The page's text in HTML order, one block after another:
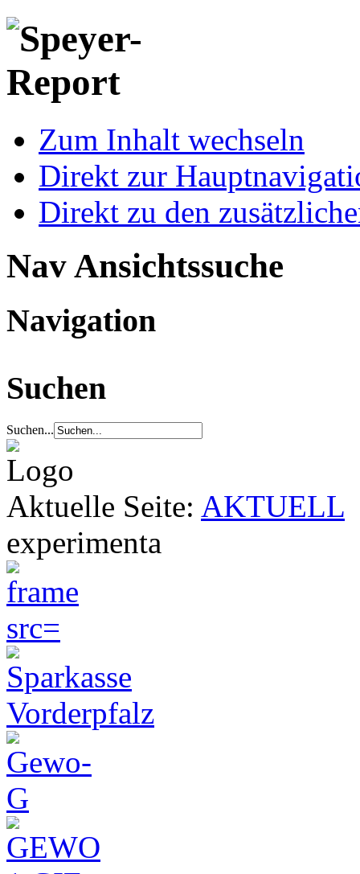
Zum Inhalt wechseln
Direkt zur
Direkt zu den
Nav Ansichtssuche
Navigation
Suchen
Suchen...
Aktuelle Seite: AKTUELL
experimenta